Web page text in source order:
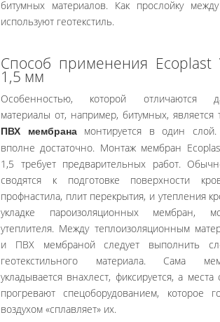
битумных материалов. Как прослойку
используют геотекстиль.
Способ применения Ecoplast
1,5 мм
Особенностью, которой отличаются
материалы от, например, битумных, является
ПВХ мембранамонтируется в один слой.
вполне достаточно. Монтаж мембран
1,5 требует предварительных работ.
сводятся к подготовке поверхности
профнастила, плит перекрытия, и утепления
укладке пароизоляционных мембран,
утеплителя. Между теплоизоляционным
и ПВХ мембраной следует выполнить
геотекстильного материала. Сама
укладывается внахлест, фиксируется, а места
прогревают спецоборудованием, которое
воздухом «сплавляет» их.